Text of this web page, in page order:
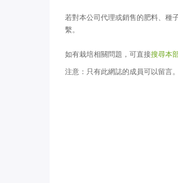
若對本公司代理或銷售的肥料、種
繫。
如有栽培相關問題，可直接搜尋本
注意：只有此網誌的成員可以留言。